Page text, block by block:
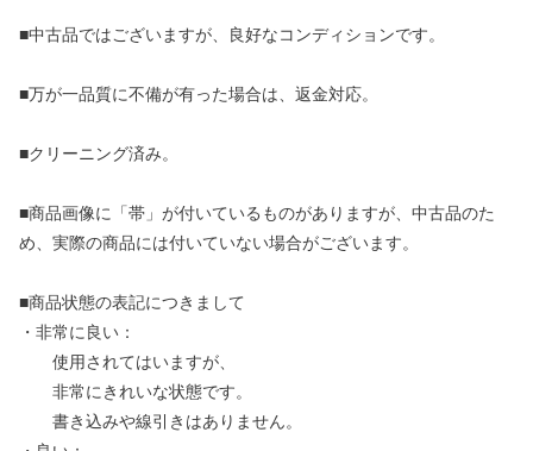
■中古品ではございますが、良好なコンディションです。
■万が一品質に不備が有った場合は、返金対応。
■クリーニング済み。
■商品画像に「帯」が付いているものがありますが、中古品のた
め、実際の商品には付いていない場合がございます。
■商品状態の表記につきまして
・非常に良い：
使用されてはいますが、
非常にきれいな状態です。
書き込みや線引きはありません。